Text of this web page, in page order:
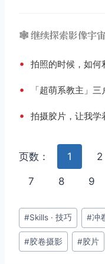
🕸️ 继续探索影像宇宙
• 拍照的时候，如何
• 「超萌系教主」
• 拍摄胶片，让我学
页数： 1 2
7 8 9
文
章
标
#Skills · 技巧 #冲
#胶卷摄影 #胶片